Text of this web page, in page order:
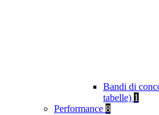
Bandi di
tabelle) 1
Performance 8